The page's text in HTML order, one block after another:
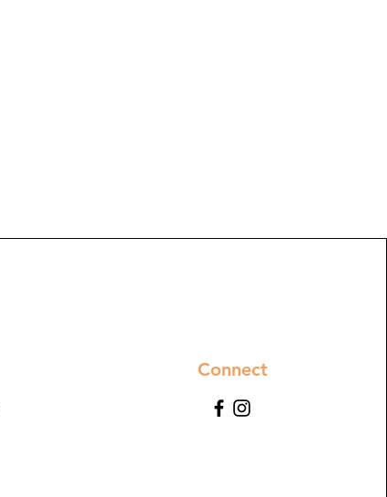
Connect